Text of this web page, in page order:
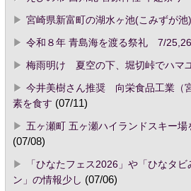
宮崎県新富町の湖水ヶ池(こみずが池
令和８年 青島海を渡る祭礼 7/
梅雨明け 夏空の下、堀切峠でハマ
今井美樹さん推奨 向栄食品工業（
素を食す (07/11)
五ヶ瀬町 五ヶ瀬ハイランドスキー
(07/08)
「ひなたフェス2026」や「ひなタ
ン」の情報少し (07/06)